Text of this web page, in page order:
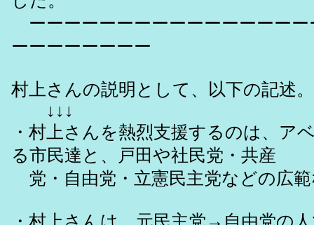
ーーーーーーーーーーーーーーーー
ーーーーーーーー
村上さんの説明として、以下の記述。
↓↓↓
・村上さんを熱烈支援するのは、ア
る市民達と、戸田や社民党・共産
党・自由党・立憲民主党などの広